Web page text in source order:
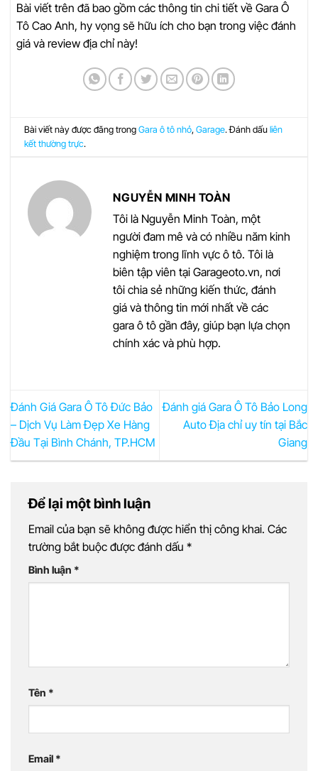
Bài viết trên đã bao gồm các thông tin chi tiết về Gara Ô
Tô Cao Anh, hy vọng sẽ hữu ích cho bạn trong việc đánh
giá và review địa chỉ này!
Bài viết này được đăng trongGara ô tô nhỏ,Garage. Đánh dấuliên
kết thường trực.
NGUYỄN MINH TOÀN
Tôi là Nguyễn Minh Toàn, một
người đam mê và có nhiều năm kinh
nghiệm trong lĩnh vực ô tô. Tôi là
biên tập viên tại Garageoto.vn, nơi
tôi chia sẻ những kiến thức, đánh
giá và thông tin mới nhất về các
gara ô tô gần đây, giúp bạn lựa chọn
chính xác và phù hợp.
Đánh Giá Gara Ô Tô Đức Bảo
– Dịch Vụ Làm Đẹp Xe Hàng
Đầu Tại Bình Chánh, TP.HCM
Đánh giá Gara Ô Tô Bảo Long
Auto Địa chỉ uy tín tại Bắc
Giang
Để lại một bình luận
Email của bạn sẽ không được hiển thị công khai. Các
trường bắt buộc được đánh dấu *
Bình luận *
Tên *
Email *